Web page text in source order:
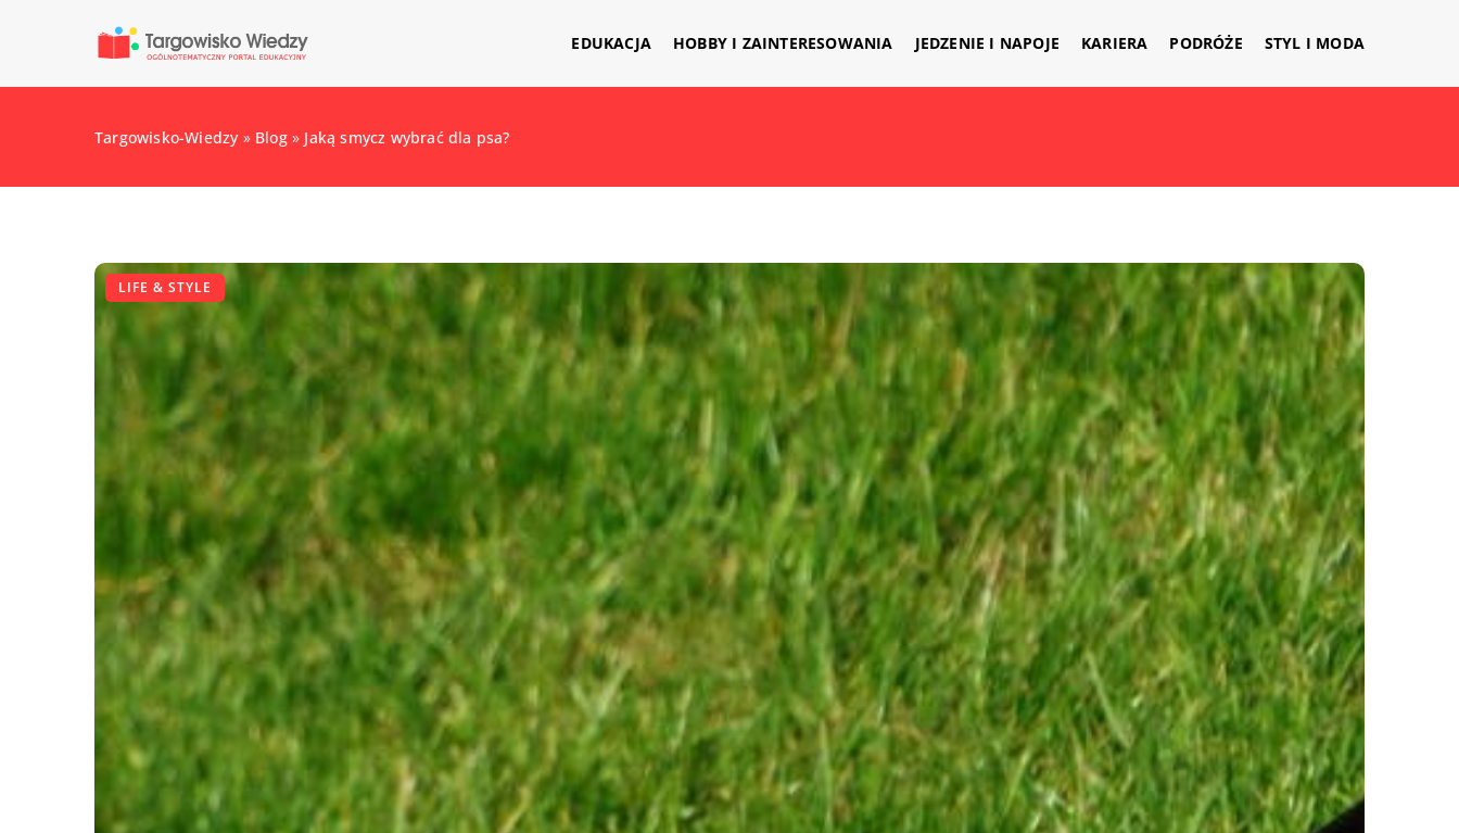
EDUKACJA HOBBY I ZAINTERESOWANIA JEDZENIE I NAPOJE KARIERA PODRÓŻE STYL I MODA
Targowisko-Wiedzy » Blog» Jaką smycz wybrać dla psa?
LIFE & STYLE